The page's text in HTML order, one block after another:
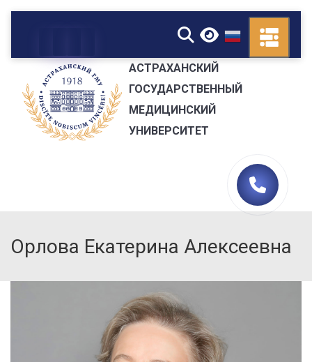
▼
АСТРАХАНСКИЙ
ГОСУДАРСТВЕННЫЙ
МЕДИЦИНСКИЙ
УНИВЕРСИТЕТ
Орлова Екатерина Алексеевна